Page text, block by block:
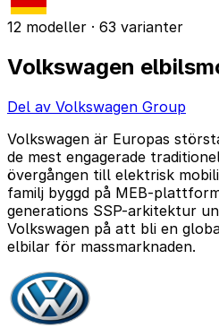
12 modeller · 63 varianter
Volkswagen
Del av Volkswagen Group
Volkswagen är Europas
de mest engagerade
övergången till elektrisk
familj byggd på MEB-
generations SSP-arkitektur
Volkswagen på att bli en
elbilar för massmarknaden.